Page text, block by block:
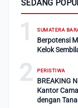
SEDANG
1 SUMATERA
Berpotensi
Kelok
2 PERISTIWA
BREAKING
Kantor
dengan